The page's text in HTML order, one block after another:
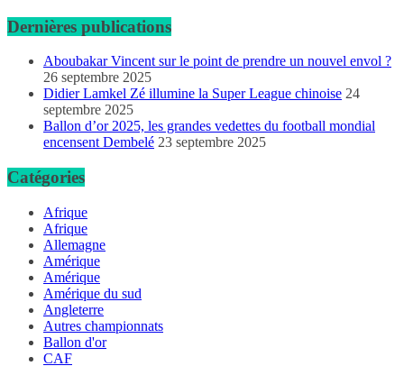
Dernières publications
Aboubakar Vincent sur le point de prendre un nouvel envol ?
26 septembre 2025
Didier Lamkel Zé illumine la Super League chinoise 24
septembre 2025
Ballon d’or 2025, les grandes vedettes du football mondial
encensent Dembelé 23 septembre 2025
Catégories
Afrique
Afrique
Allemagne
Amérique
Amérique
Amérique du sud
Angleterre
Autres championnats
Ballon d'or
CAF